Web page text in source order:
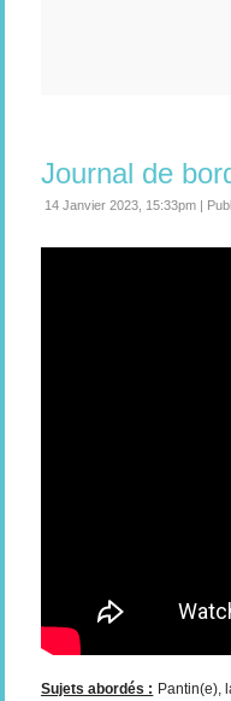
Journal de
14 Janvier 2023, 15:33pm |
Sujets abordés : Pantin(e),